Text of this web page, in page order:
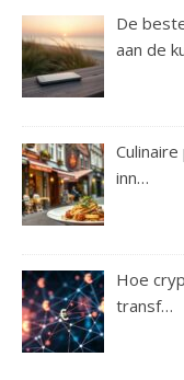
De
aan de
inn…
Hoe
transf…